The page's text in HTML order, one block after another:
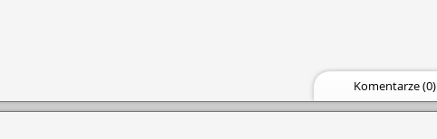
Komentarze (0)